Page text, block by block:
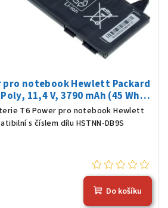
pro notebook Hewlett Packard
11,4 V, 3790 mAh (45 Wh),
černá
T6 Power pro notebook Hewlett
s číslem dílu HSTNN-DB9S
Do košíku